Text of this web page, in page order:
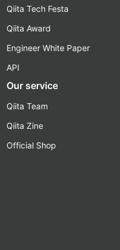
Qiita Tech Festa
Qiita Award
Engineer White Paper
API
Our service
Qiita Team
Qiita Zine
Official Shop